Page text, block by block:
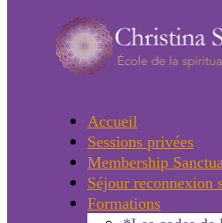
Accueil
Sessions privées
Membership
Séjour reconnexion
Formations